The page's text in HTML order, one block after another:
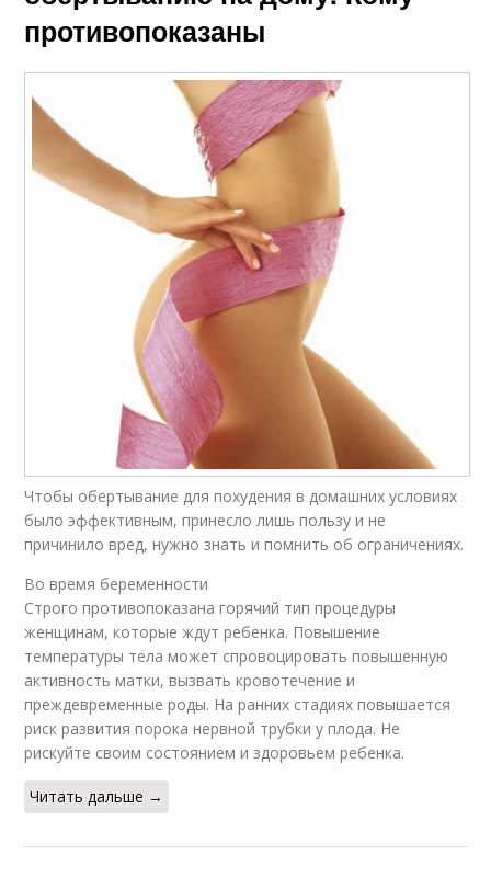
противопоказаны
Чтобы обертывание для похудения в домашних условиях
было эффективным, принесло лишь пользу и не
причинило вред, нужно знать и помнить об ограничениях.
Во время беременности
Строго противопоказана горячий тип процедуры
женщинам, которые ждут ребенка. Повышение
температуры тела может спровоцировать повышенную
активность матки, вызвать кровотечение и
преждевременные роды. На ранних стадиях повышается
риск развития порока нервной трубки у плода. Не
рискуйте своим состоянием и здоровьем ребенка.
Читать дальше →